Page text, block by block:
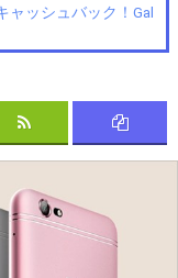
ャッシュバック！Gal